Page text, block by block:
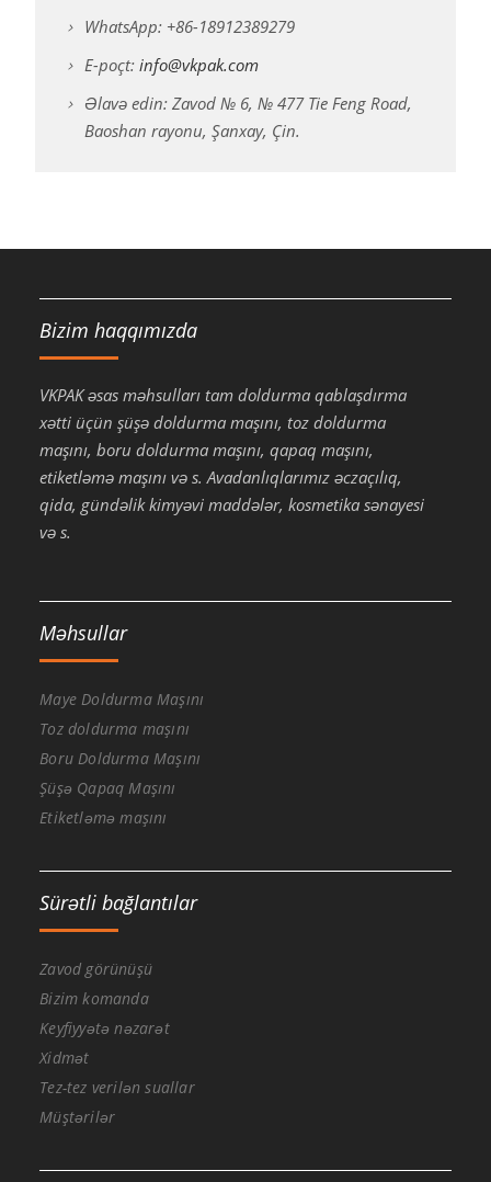
WhatsApp: +86-18912389279
E-poçt: info@vkpak.com
Əlavə edin: Zavod № 6, № 477 Tie Feng Road,
Baoshan rayonu, Şanxay, Çin.
Bizim haqqımızda
VKPAK əsas məhsulları tam doldurma qablaşdırma
xətti üçün şüşə doldurma maşını, toz doldurma
maşını, boru doldurma maşını, qapaq maşını,
etiketləmə maşını və s. Avadanlıqlarımız əczaçılıq,
qida, gündəlik kimyəvi maddələr, kosmetika sənayesi
və s.
Məhsullar
Maye Doldurma Maşını
Toz doldurma maşını
Boru Doldurma Maşını
Şüşə Qapaq Maşını
Etiketləmə maşını
Sürətli bağlantılar
Zavod görünüşü
Bizim komanda
Keyfiyyətə nəzarət
Xidmət
Tez-tez verilən suallar
Müştərilər